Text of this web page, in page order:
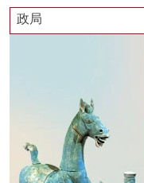
政局